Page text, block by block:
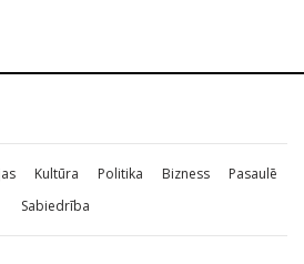
Kultūra Politika Bizness
Pasaulē
Sabiedrība